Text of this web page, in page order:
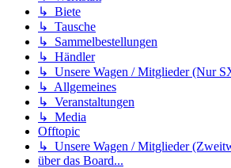
↳ Biete
↳ Tausche
↳ Sammelbestellungen
↳ Händler
↳ Unsere Wagen / Mitglieder (Nur
↳ Allgemeines
↳ Veranstaltungen
↳ Media
Offtopic
↳ Unsere Wagen / Mitglieder
über das Board...